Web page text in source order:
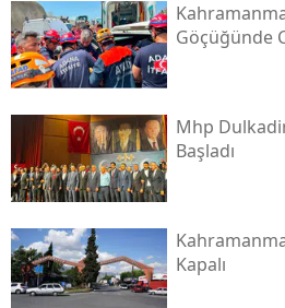
Göçüğünde
Mhp
Başladı
Kapalı